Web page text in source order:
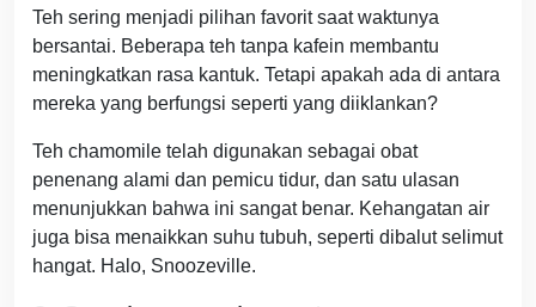
Teh sering menjadi pilihan favorit saat waktunya
bersantai. Beberapa teh tanpa kafein membantu
meningkatkan rasa kantuk. Tetapi apakah ada di antara
mereka yang berfungsi seperti yang diiklankan?
Teh chamomile telah digunakan sebagai obat
penenang alami dan pemicu tidur, dan satu ulasan
menunjukkan bahwa ini sangat benar. Kehangatan air
juga bisa menaikkan suhu tubuh, seperti dibalut selimut
hangat. Halo, Snoozeville.